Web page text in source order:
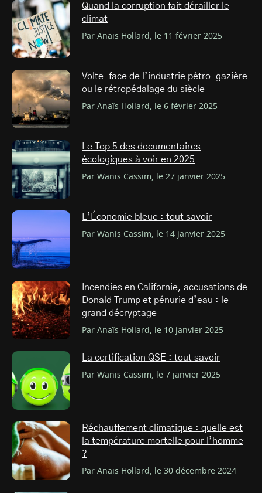
Quand la corruption fait dérailler le
climat
Par Anaïs Hollard, le 11 février 2025
Volte-face de l’industrie pétro-gazière
ou le rétropédalage du siècle
Par Anaïs Hollard, le 6 février 2025
Le Top 5 des documentaires
écologiques à voir en 2025
Par Wanis Cassim, le 27 janvier 2025
L’Économie bleue : tout savoir
Par Wanis Cassim, le 14 janvier 2025
Incendies en Californie, accusations de
Donald Trump et pénurie d’eau : le
grand décryptage
Par Anaïs Hollard, le 10 janvier 2025
La certification QSE : tout savoir
Par Wanis Cassim, le 7 janvier 2025
Réchauffement climatique : quelle est
la température mortelle pour l’homme
?
Par Anaïs Hollard, le 30 décembre 2024